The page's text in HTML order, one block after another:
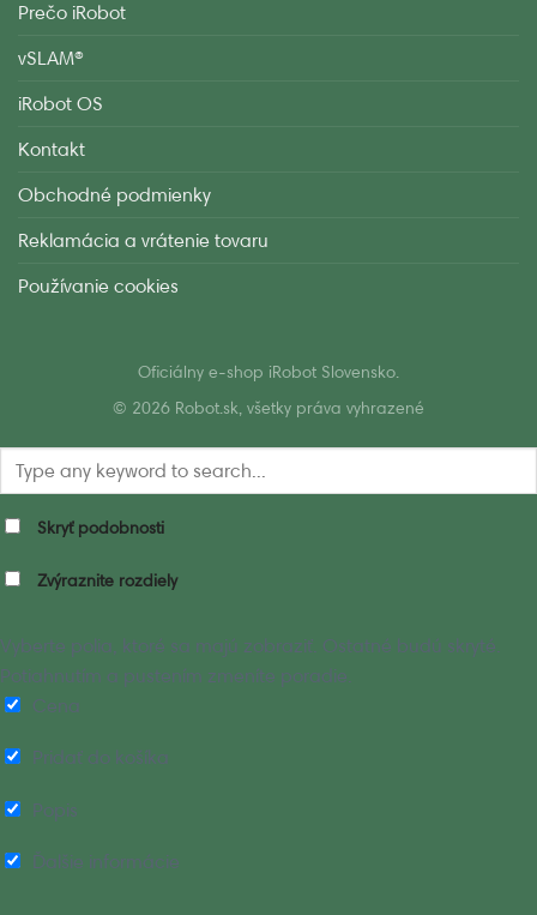
Prečo iRobot
vSLAM®
iRobot OS
Kontakt
Obchodné podmienky
Reklamácia a vrátenie tovaru
Používanie cookies
Oficiálny e-shop iRobot Slovensko.
© 2026 Robot.sk, všetky práva vyhrazené
Skryť podobnosti
Zvýraznite rozdiely
Vyberte polia, ktoré sa majú zobraziť. Ostatné budú skryté.
Potiahnutím a pustením zmeníte poradie.
Cena
Pridať do košíka
Popis
Ďalšie informácie